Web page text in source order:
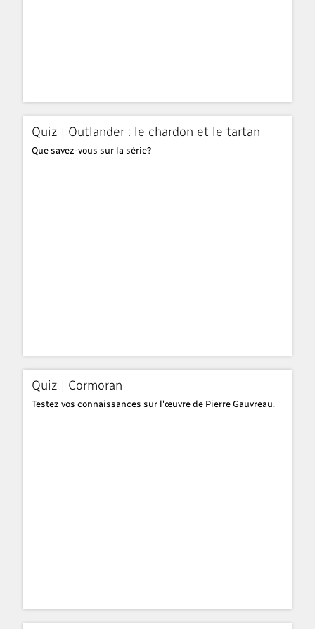
Quiz | Outlander : le chardon et le tartan
Que savez-vous sur la série?
Quiz | Cormoran
Testez vos connaissances sur l'œuvre de Pierre Gauvreau.